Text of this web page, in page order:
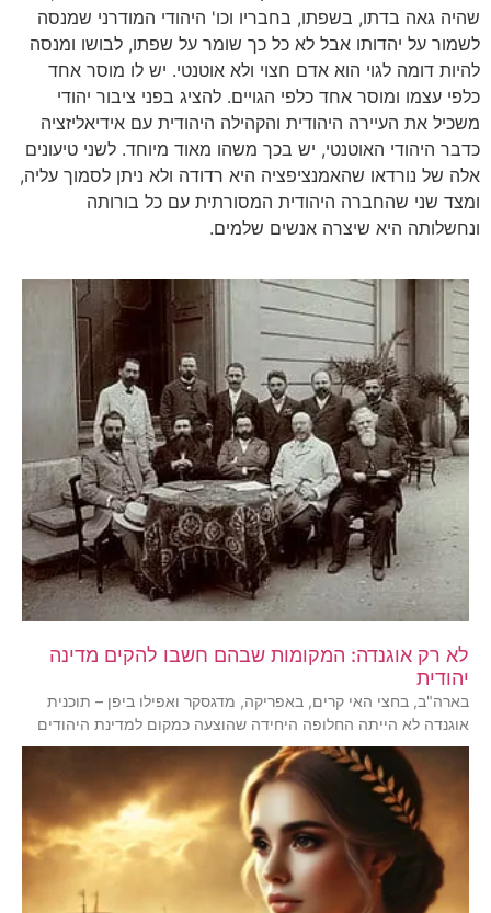
שהיה גאה בדתו, בשפתו, בחבריו וכו' היהודי המודרני שמנסה
לשמור על יהדותו אבל לא כל כך שומר על שפתו, לבושו ומנסה
להיות דומה לגוי הוא אדם חצוי ולא אוטנטי. יש לו מוסר אחד
כלפי עצמו ומוסר אחד כלפי הגויים. להציג בפני ציבור יהודי
משכיל את העיירה היהודית והקהילה היהודית עם אידיאליזציה
כדבר היהודי האוטנטי, יש בכך משהו מאוד מיוחד. לשני טיעונים
אלה של נורדאו שהאמנציפציה היא רדודה ולא ניתן לסמוך עליה,
ומצד שני שהחברה היהודית המסורתית עם כל בורותה
ונחשלותה היא שיצרה אנשים שלמים.
לא רק אוגנדה: המקומות שבהם חשבו להקים מדינה
יהודית
בארה"ב, בחצי האי קרים, באפריקה, מדגסקר ואפילו ביפן – תוכנית
אוגנדה לא הייתה החלופה היחידה שהוצעה כמקום למדינת היהודים